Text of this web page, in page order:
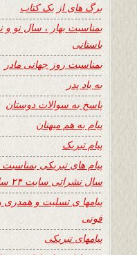
برگ های از یک کتاب
بمناسبت بهار ، سال نو و
باستانی
بمناسبت روز جهانی مادر
به یاد پدر
پاسخ به سوالات دوستان
پیام به هم میهنان
پیام تبریک
پیام های تبریکی
سال نشراتی سایت ۲۴ ساعت
پیامها ی تسلیت و همدری و
فوتی
پیامهای تبریکی